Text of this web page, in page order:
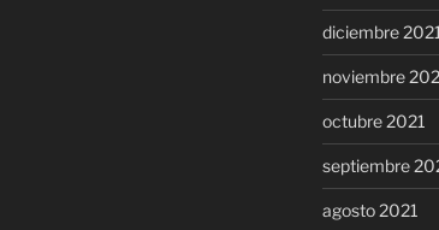
diciembre
noviembre
octubre 2021
septiembre
agosto 2021